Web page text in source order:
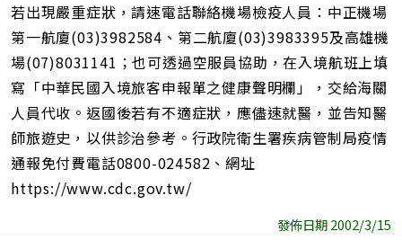
若出現嚴重症狀，請速電話聯絡機場檢疫人員：中正機場
第一航廈(03)3982584、第二航廈(03)3983395及高雄機
場(07)8031141；也可透過空服員協助，在入境航班上填
寫「中華民國入境旅客申報單之健康聲明欄」，交給海關
人員代收。返國後若有不適症狀，應儘速就醫，並告知醫
師旅遊史，以供診治參考。行政院衛生署疾病管制局疫情
通報免付費電話0800-024582、網址
https://www.cdc.gov.tw/
發佈日期 2002/3/15